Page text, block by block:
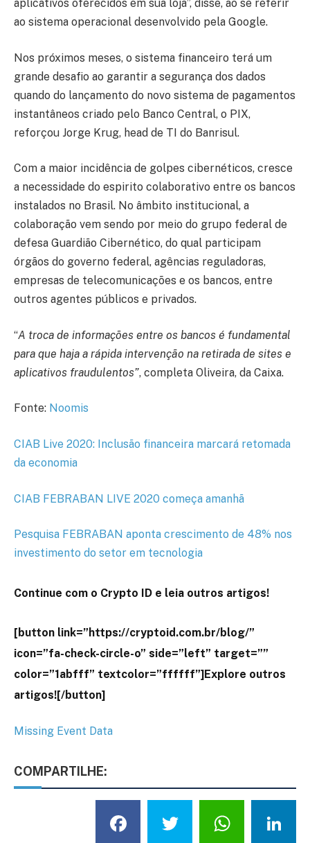
aplicativos oferecidos em sua loja”, disse, ao se referir
ao sistema operacional desenvolvido pela Google.
Nos próximos meses, o sistema financeiro terá um
grande desafio ao garantir a segurança dos dados
quando do lançamento do novo sistema de pagamentos
instantâneos criado pelo Banco Central, o PIX,
reforçou Jorge Krug, head de TI do Banrisul.
Com a maior incidência de golpes cibernéticos, cresce
a necessidade do espirito colaborativo entre os bancos
instalados no Brasil. No âmbito institucional, a
colaboração vem sendo por meio do grupo federal de
defesa Guardião Cibernético, do qual participam
órgãos do governo federal, agências reguladoras,
empresas de telecomunicações e os bancos, entre
outros agentes públicos e privados.
“A troca de informações entre os bancos é fundamental
para que haja a rápida intervenção na retirada de sites e
aplicativos fraudulentos”, completa Oliveira, da Caixa.
Fonte: Noomis
CIAB Live 2020: Inclusão financeira marcará retomada
da economia
CIAB FEBRABAN LIVE 2020 começa amanhã
Pesquisa FEBRABAN aponta crescimento de 48% nos
investimento do setor em tecnologia
Continue com o Crypto ID e leia outros artigos!
[button link=”https://cryptoid.com.br/blog/”
icon=”fa-check-circle-o” side=”left” target=””
color=”1abfff” textcolor=”ffffff”]Explore outros
artigos![/button]
Missing Event Data
COMPARTILHE:
Facebook
Twitter